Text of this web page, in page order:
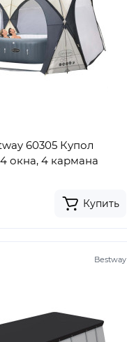
60305 Купол
окна, 4 кармана
Купить
Bestway